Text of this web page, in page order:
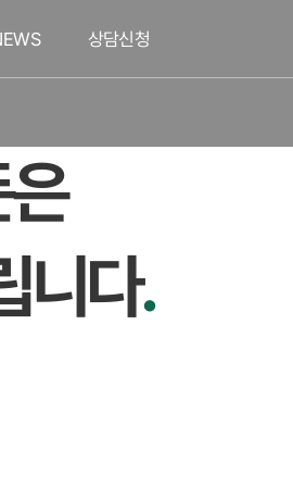
상담신청
니다.